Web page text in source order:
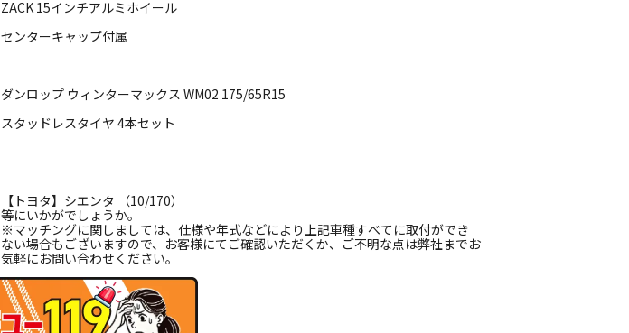
ZACK 15インチアルミホイール
センターキャップ付属
ダンロップ ウィンターマックス WM02 175/65R15
スタッドレスタイヤ 4本セット
【トヨタ】シエンタ （10/170）
等にいかがでしょうか。
※マッチングに関しましては、仕様や年式などにより上記車種すべてに取付ができ
ない場合もございますので、お客様にてご確認いただくか、ご不明な点は弊社までお
気軽にお問い合わせください。